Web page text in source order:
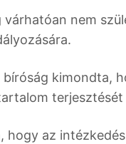
nem
bíróság kimondta,
hogy az